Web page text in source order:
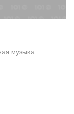
музыка